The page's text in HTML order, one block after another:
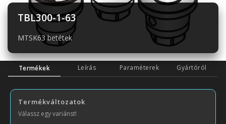
TBL300-1-63
MTSK63 betétek
Termékek Leírás Paraméterek Gyártóról
Termékváltozatok
Válassz egy variánst!